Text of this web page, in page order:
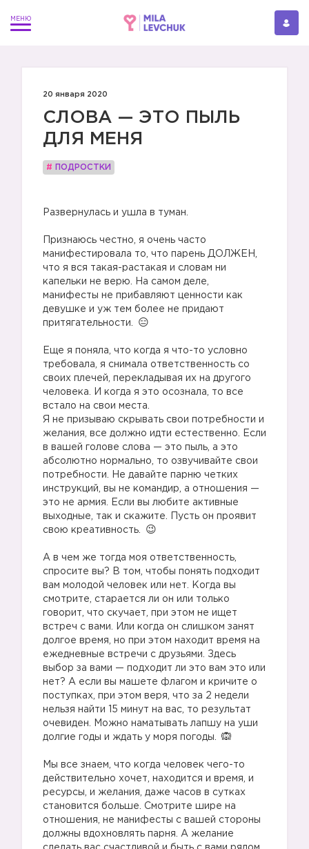
20 января 2020
СЛОВА — ЭТО ПЫЛЬ
ДЛЯ МЕНЯ
# ПОДРОСТКИ
Развернулась и ушла в туман.
Признаюсь честно, я очень часто
манифестировала то, что парень ДОЛЖЕН,
что я вся такая-растакая и словам ни
капельки не верю. На самом деле,
манифесты не прибавляют ценности как
девушке и уж тем более не придают
притягательности.
Еще я поняла, что когда я что-то условно
требовала, я снимала ответственность со
своих плечей, перекладывая их на другого
человека. И когда я это осознала, то все
встало на свои места.
Я не призываю скрывать свои потребности и
желания, все должно идти естественно. Если
в вашей голове слова — это пыль, а это
абсолютно нормально, то озвучивайте свои
потребности. Не давайте парню четких
инструкций, вы не командир, а отношения —
это не армия. Если вы любите активные
выходные, так и скажите. Пусть он проявит
свою креативность.
А в чем же тогда моя ответственность,
спросите вы? В том, чтобы понять подходит
вам молодой человек или нет. Когда вы
смотрите, старается ли он или только
говорит, что скучает, при этом не ищет
встреч с вами. Или когда он слишком занят
долгое время, но при этом находит время на
ежедневные встречи с друзьями. Здесь
выбор за вами — подходит ли это вам это или
нет? А если вы машете флагом и кричите о
поступках, при этом веря, что за 2 недели
нельзя найти 15 минут на вас, то результат
очевиден. Можно наматывать лапшу на уши
долгие годы и ждать у моря погоды.
Мы все знаем, что когда человек чего-то
действительно хочет, находится и время, и
ресурсы, и желания, даже часов в сутках
становится больше. Смотрите шире на
отношения, не манифесты с вашей стороны
должны вдохновлять парня. А желание